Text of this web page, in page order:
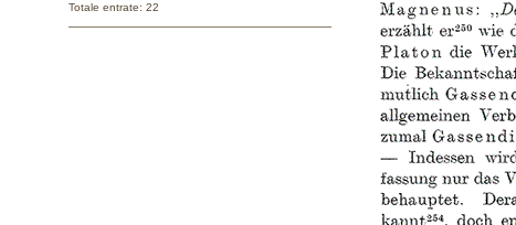
Totale entrate: 22